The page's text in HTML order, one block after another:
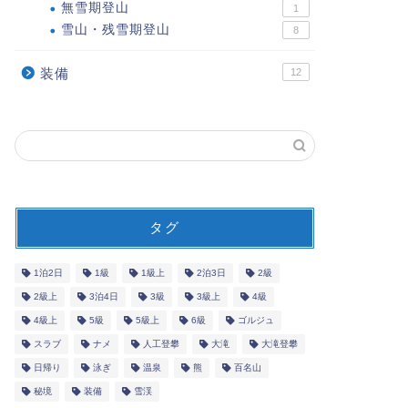
無雪期登山 1
雪山・残雪期登山 8
装備 12
タグ
1泊2日 1級 1級上 2泊3日 2級
2級上 3泊4日 3級 3級上 4級
4級上 5級 5級上 6級 ゴルジュ
スラブ ナメ 人工登攀 大滝 大滝登攀
日帰り 泳ぎ 温泉 熊 百名山
秘境 装備 雪渓